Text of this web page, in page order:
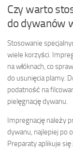
Czy warto
do dywanów
Stosowanie
wiele korzyści.
na włóknach, co
do usunięcia plamy.
podatność na
pielęgnację dywanu.
Impregnację należy
dywanu, najlepiej po
Preparaty aplikuje